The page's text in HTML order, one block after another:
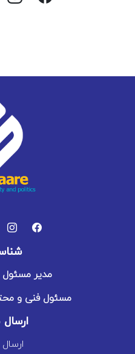
مدیر
مسئول فنی و